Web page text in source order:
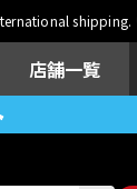
shipping.
店舗一覧